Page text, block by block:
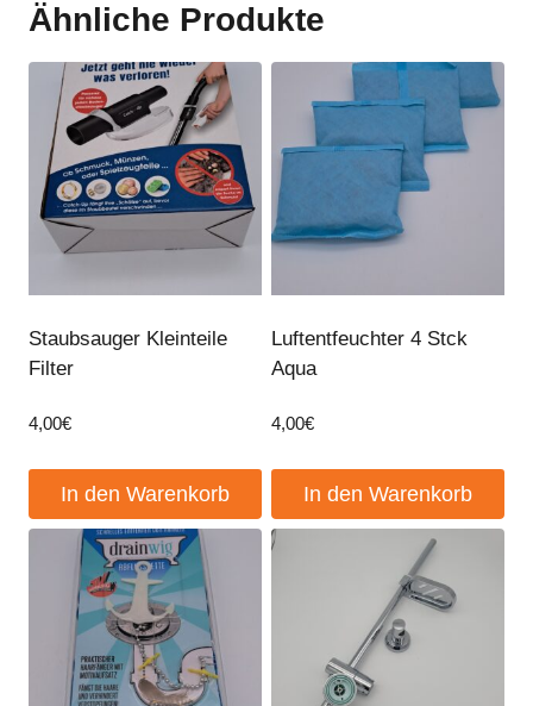
Ähnliche Produkte
Staubsauger Kleinteile
Filter
4,00€
In den Warenkorb
Luftentfeuchter 4 Stck
Aqua
4,00€
In den Warenkorb